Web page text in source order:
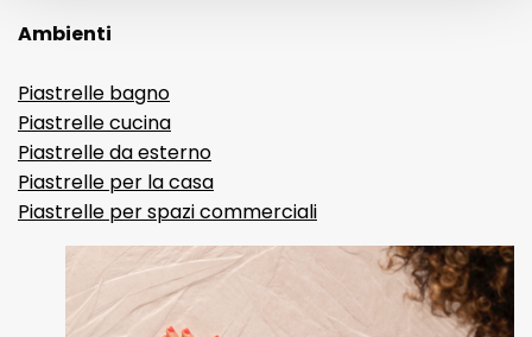
Ambienti
Piastrelle bagno
Piastrelle cucina
Piastrelle da esterno
Piastrelle per la casa
Piastrelle per spazi commerciali